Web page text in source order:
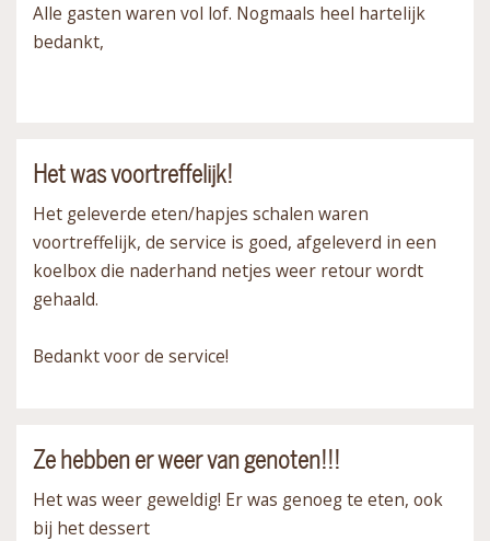
Alle gasten waren vol lof. Nogmaals heel hartelijk
bedankt,
Het was voortreffelijk!
Het geleverde eten/hapjes schalen waren
voortreffelijk, de service is goed, afgeleverd in een
koelbox die naderhand netjes weer retour wordt
gehaald.
Bedankt voor de service!
Ze hebben er weer van genoten!!!
Het was weer geweldig! Er was genoeg te eten, ook
bij het dessert